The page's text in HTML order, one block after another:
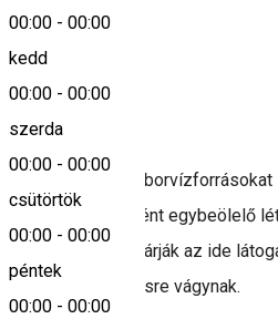
00:00 - 00:00
kedd
00:00 - 00:00
szerda
00:00 - 00:00
csütörtök
00:00 - 00:00
péntek
00:00 - 00:00
Keresd térképen
Leírás
A Tündérkert egy
fürdőmedencékként egybeölelő
pihenőhelyek is várják az ide
akik külső kezelésre vágynak.